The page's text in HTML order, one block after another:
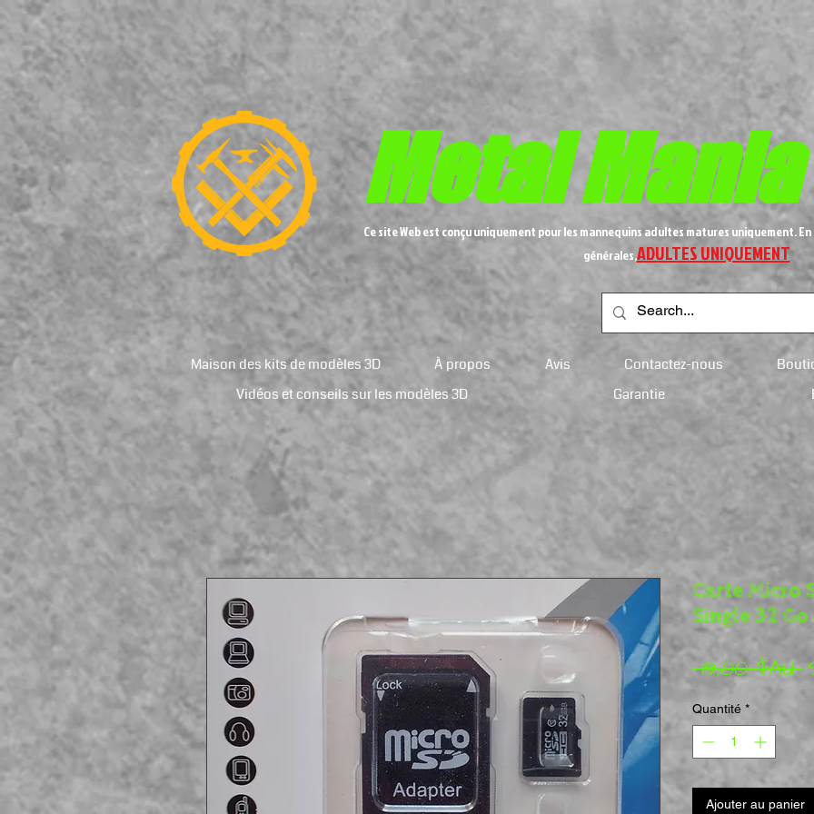
MetalMania
Ce site Web est conçu uniquement pour les mannequins adultes matures uniquement.
générales,ADULTES UNIQUEMENT
Maison des kits de modèles 3D À propos Avis Contactez-nous
Vidéos et conseils sur les modèles 3D
Garantie
Carte Micro
Single 32
19,00 $AU
Quantité *
Ajouter au panier